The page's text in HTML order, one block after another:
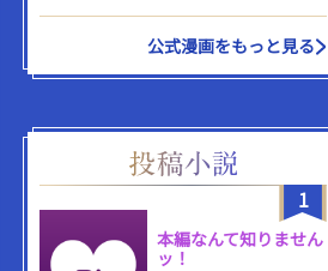
公式漫画をもっと見る
1
本編なんて知りません
ッ！